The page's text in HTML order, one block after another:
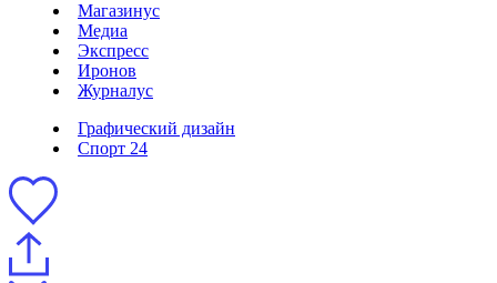
Магазинус
Медиа
Экспресс
Иронов
Журналус
Графический дизайн
Спорт 24